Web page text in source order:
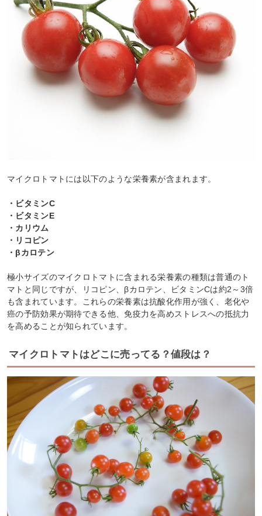
マイクロトマトには以下のような栄養素が含まれます。
・ビタミンC
・ビタミンE
・カリウム
・リコピン
・βカロテン
極小サイズのマイクロトマトに含まれる栄養素の種類は普通のト
マトと同じですが、リコピン、βカロテン、ビタミンCは約2～3倍
も含まれています。これらの栄養素は抗酸化作用が強く、老化や
癌の予防効果が期待できる他、免疫力を高めストレスへの抵抗力
を高めることが知られています。
マイクロトマトはどこに売ってる？値段は？